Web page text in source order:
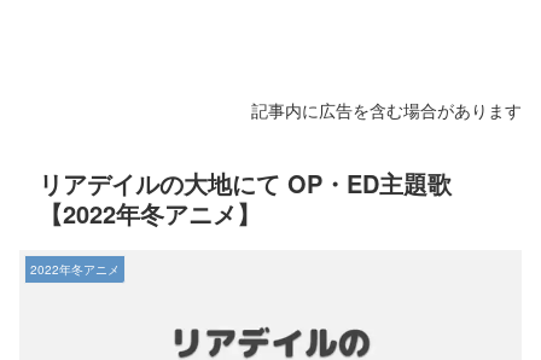
記事内に広告を含む場合があります
リアデイルの大地にて OP・ED主題歌
【2022年冬アニメ】
2022年冬アニメ